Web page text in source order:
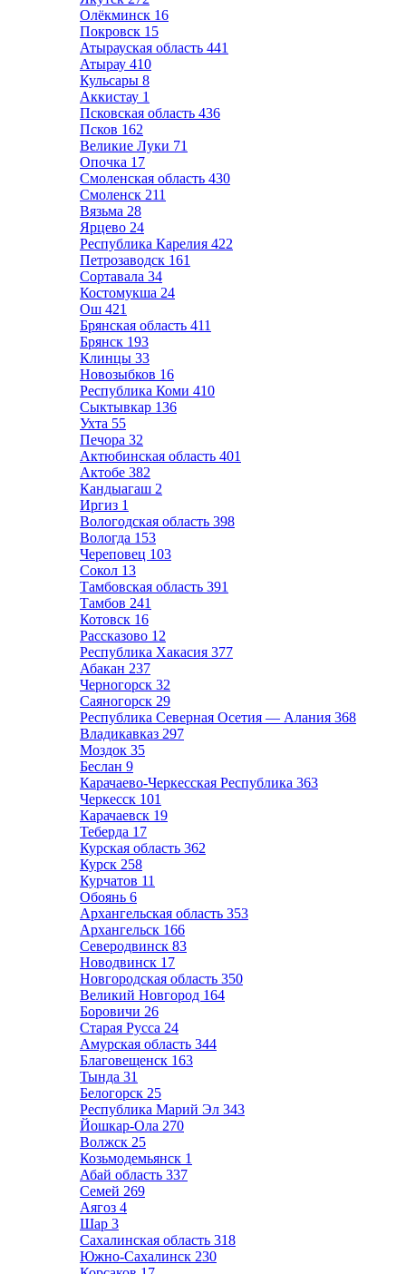
Олёкминск 16
Покровск 15
Атырауская область 441
Атырау 410
Кульсары 8
Аккистау 1
Псковская область 436
Псков 162
Великие Луки 71
Опочка 17
Смоленская область 430
Смоленск 211
Вязьма 28
Ярцево 24
Республика Карелия 422
Петрозаводск 161
Сортавала 34
Костомукша 24
Ош 421
Брянская область 411
Брянск 193
Клинцы 33
Новозыбков 16
Республика Коми 410
Сыктывкар 136
Ухта 55
Печора 32
Актюбинская область 401
Актобе 382
Кандыагаш 2
Иргиз 1
Вологодская область 398
Вологда 153
Череповец 103
Сокол 13
Тамбовская область 391
Тамбов 241
Котовск 16
Рассказово 12
Республика Хакасия 377
Абакан 237
Черногорск 32
Саяногорск 29
Республика Северная Осетия — Алания 368
Владикавказ 297
Моздок 35
Беслан 9
Карачаево-Черкесская Республика 363
Черкесск 101
Карачаевск 19
Теберда 17
Курская область 362
Курск 258
Курчатов 11
Обоянь 6
Архангельская область 353
Архангельск 166
Северодвинск 83
Новодвинск 17
Новгородская область 350
Великий Новгород 164
Боровичи 26
Старая Русса 24
Амурская область 344
Благовещенск 163
Тында 31
Белогорск 25
Республика Марий Эл 343
Йошкар-Ола 270
Волжск 25
Козьмодемьянск 1
Абай область 337
Семей 269
Аягоз 4
Шар 3
Сахалинская область 318
Южно-Сахалинск 230